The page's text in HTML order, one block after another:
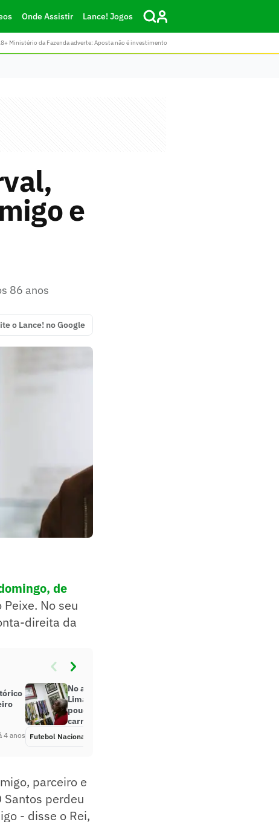
Onde Assistir Lance! Jogos
Ministério da Fazenda adverte: Aposta não é investimento
e
86 anos
o Lance! no Google
de
No seu
direita da
4 anos
No aniversário de Pelé, ex-jogador
Lima relembra golaço do Rei que
poucos viram: ‘O mais bonito da
carreira’
Futebol Nacional
parceiro e
perdeu
- disse o Rei,